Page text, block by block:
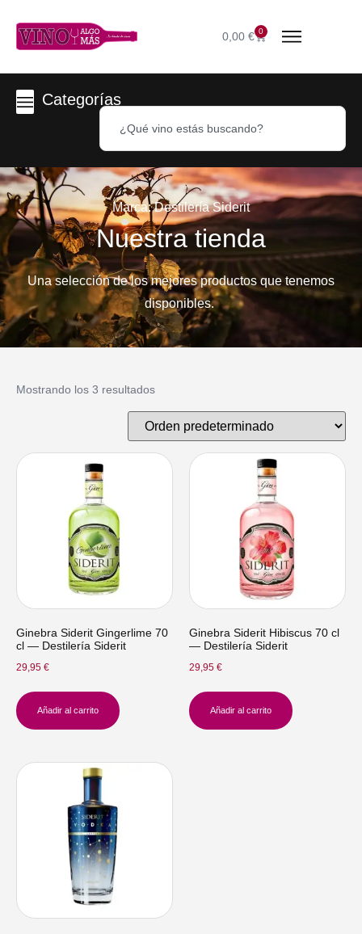
0,00 € 0
Categorías
Marca: Destilería Siderit
Nuestra tienda
Una selección de los mejores productos que tenemos
disponibles.
Mostrando los 3 resultados
Ginebra Siderit Gingerlime 70
cl — Destilería Siderit
29,95 €
Añadir al carrito
Ginebra Siderit Hibiscus 70 cl
— Destilería Siderit
29,95 €
Añadir al carrito